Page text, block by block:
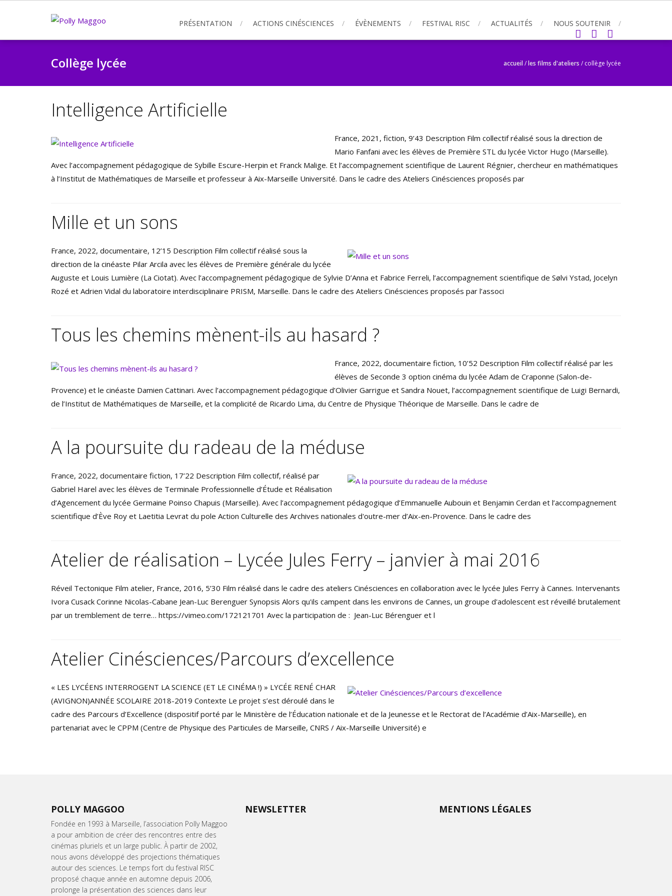
PRÉSENTATION ACTIONS CINÉSCIENCES ÉVÈNEMENTS FESTIVAL RISC ACTUALITÉS NOUS SOUTENIR
Collège lycée accueil/les films d'ateliers /collège lycée
Intelligence Artificielle
France, 2021, fiction, 9’43 Description Film collectif réalisé sous la direction de
Mario Fanfani avec les élèves de Première STL du lycée Victor Hugo (Marseille).
Avec l’accompagnement pédagogique de Sybille Escure-Herpin et Franck Malige. Et l’accompagnement scientifique de Laurent Régnier, chercheur en mathématiques
à l’Institut de Mathématiques de Marseille et professeur à Aix-Marseille Université. Dans le cadre des Ateliers Cinésciences proposés par
Mille et un sons
France, 2022, documentaire, 12’15 Description Film collectif réalisé sous la
direction de la cinéaste Pilar Arcila avec les élèves de Première générale du lycée
Auguste et Louis Lumière (La Ciotat). Avec l’accompagnement pédagogique de Sylvie D’Anna et Fabrice Ferreli, l’accompagnement scientifique de Sølvi Ystad, Jocelyn
Rozé et Adrien Vidal du laboratoire interdisciplinaire PRISM, Marseille. Dans le cadre des Ateliers Cinésciences proposés par l’associ
Tous les chemins mènent-ils au hasard ?
France, 2022, documentaire fiction, 10’52 Description Film collectif réalisé par les
élèves de Seconde 3 option cinéma du lycée Adam de Craponne (Salon-de-
Provence) et le cinéaste Damien Cattinari. Avec l’accompagnement pédagogique d’Olivier Garrigue et Sandra Nouet, l’accompagnement scientifique de Luigi Bernardi,
de l’Institut de Mathématiques de Marseille, et la complicité de Ricardo Lima, du Centre de Physique Théorique de Marseille. Dans le cadre de
A la poursuite du radeau de la méduse
France, 2022, documentaire fiction, 17’22 Description Film collectif, réalisé par
Gabriel Harel avec les élèves de Terminale Professionnelle d’Étude et Réalisation
d’Agencement du lycée Germaine Poinso Chapuis (Marseille). Avec l’accompagnement pédagogique d’Emmanuelle Aubouin et Benjamin Cerdan et l’accompagnement
scientifique d’Ève Roy et Laetitia Levrat du pole Action Culturelle des Archives nationales d'outre-mer d’Aix-en-Provence. Dans le cadre des
Atelier de réalisation – Lycée Jules Ferry – janvier à mai 2016
Réveil Tectonique Film atelier, France, 2016, 5’30 Film réalisé dans le cadre des ateliers Cinésciences en collaboration avec le lycée Jules Ferry à Cannes. Intervenants
Ivora Cusack Corinne Nicolas-Cabane Jean-Luc Berenguer Synopsis Alors qu'ils campent dans les environs de Cannes, un groupe d'adolescent est réveillé brutalement
par un tremblement de terre… https://vimeo.com/172121701 Avec la participation de : Jean-Luc Bérenguer et l
Atelier Cinésciences/Parcours d’excellence
« LES LYCÉENS INTERROGENT LA SCIENCE (ET LE CINÉMA !) » LYCÉE RENÉ CHAR
(AVIGNON)ANNÉE SCOLAIRE 2018-2019 Contexte Le projet s’est déroulé dans le
cadre des Parcours d’Excellence (dispositif porté par le Ministère de l’Éducation nationale et de la Jeunesse et le Rectorat de l’Académie d’Aix-Marseille), en
partenariat avec le CPPM (Centre de Physique des Particules de Marseille, CNRS / Aix-Marseille Université) e
POLLY MAGGOO
Fondée en 1993 à Marseille, l’association Polly Maggoo
a pour ambition de créer des rencontres entre des
cinémas pluriels et un large public. À partir de 2002,
nous avons développé des projections thématiques
autour des sciences. Le temps fort du festival RISC
proposé chaque année en automne depuis 2006,
prolonge la présentation des sciences dans leur
NEWSLETTER MENTIONS LÉGALES